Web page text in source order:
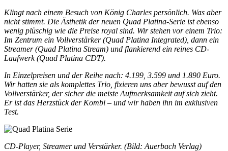
Klingt nach einem Besuch von König Charles persönlich. Was aber
nicht stimmt. Die Ästhetik der neuen Quad Platina-Serie ist ebenso
wenig plüschig wie die Preise royal sind. Wir stehen vor einem Trio:
Im Zentrum ein Vollverstärker (Quad Platina Integrated), dann ein
Streamer (Quad Platina Stream) und flankierend ein reines CD-
Laufwerk (Quad Platina CDT).
In Einzelpreisen und der Reihe nach: 4.199, 3.599 und 1.890 Euro.
Wir hatten sie als komplettes Trio, fixieren uns aber bewusst auf den
Vollverstärker, der sicher die meiste Aufmerksamkeit auf sich zieht.
Er ist das Herzstück der Kombi – und wir haben ihn im exklusiven
Test.
CD-Player, Streamer und Verstärker. (Bild: Auerbach Verlag)